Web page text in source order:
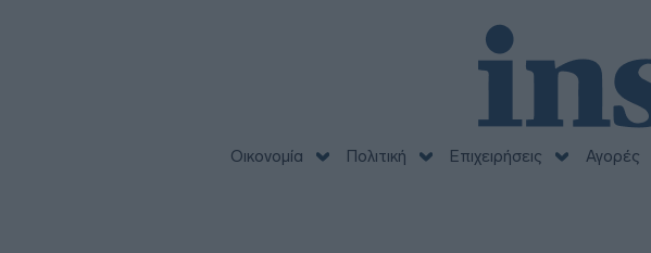
Οικονομία Πολιτική Επιχειρήσεις Αγορές